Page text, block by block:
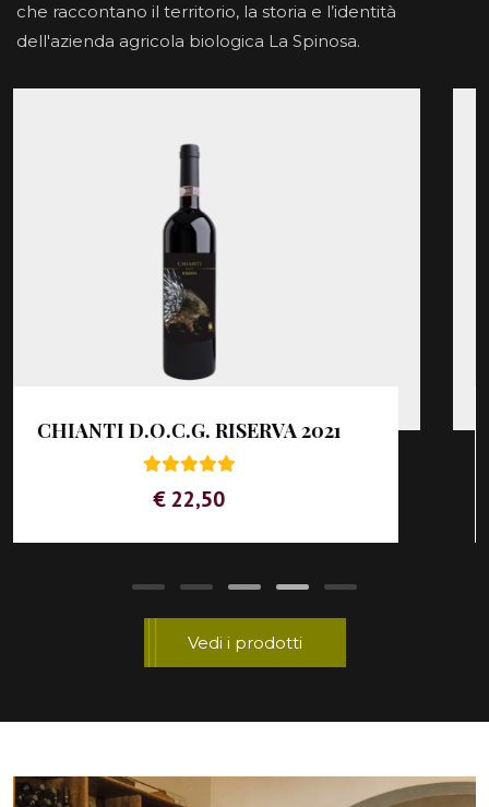
che raccontano il territorio, la storia e l’identità
dell'azienda agricola biologica La Spinosa.
FOCO D'AMBRA
€ 33,00
Vedi i prodotti